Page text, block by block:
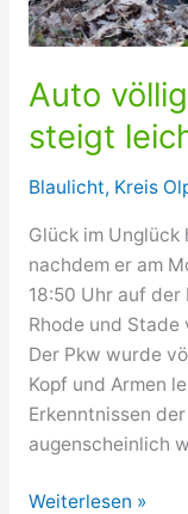
Auto
steigt
Blaulicht, Kreis
Glück im Unglück
nachdem er am
18:50 Uhr auf
Rhode und Stade
Der Pkw wurde
Kopf und Armen
Erkenntnissen
augenscheinlich
Auto
Weiterlesen »